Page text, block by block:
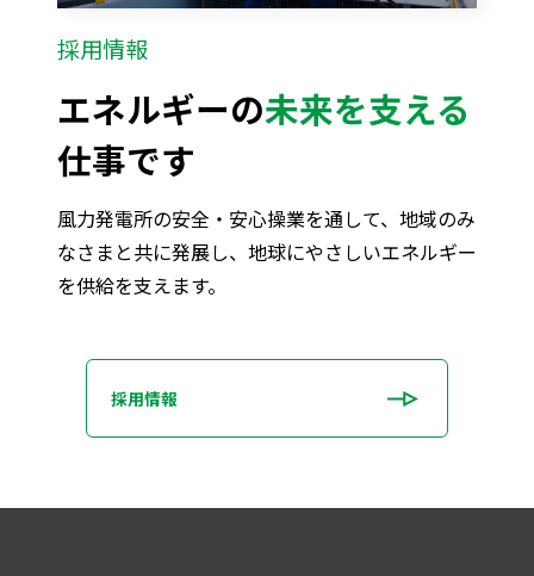
採用情報
エネルギーの未来を支える
仕事です
風力発電所の安全・安心操業を通して、地域のみ
なさまと共に発展し、地球にやさしいエネルギー
を供給を支えます。
採用情報